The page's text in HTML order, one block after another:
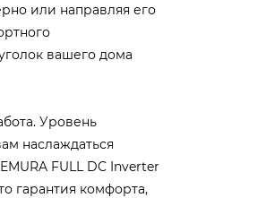
или направляя его
вашего дома
Уровень
наслаждаться
FULL DC Inverter
гарантия комфорта,